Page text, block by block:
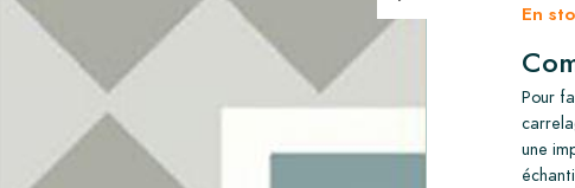
En
Pour
une